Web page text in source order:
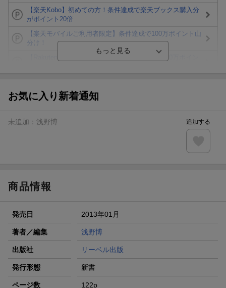
【楽天Kobo】初めての方！条件達成で楽天ブックス購入分
がポイント20倍
【楽天モバイルご利用者限定】条件達成で100万ポイント山
分け！
が当たる！
条件達成で楽天限定・宝塚歌劇 宙組貸切公演ペアチケット
エントリー＆条件達成で『鬼滅の刃』オリジナルきんちゃく
お気に入り新着通知
未追加： 浅野博 追加する
商品情報
発売日 2013年01月
著者／編集 浅野博
出版社 リーベル出版
発行形態 新書
ページ数 122p